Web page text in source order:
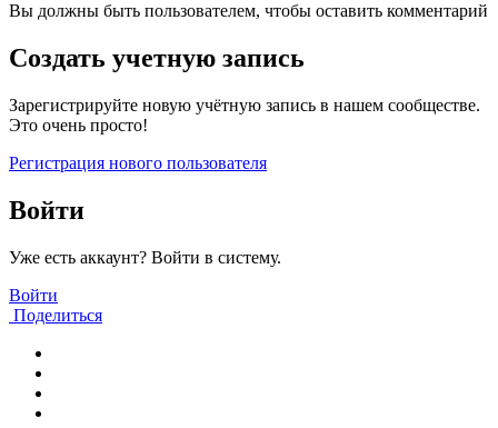
Вы должны быть пользователем, чтобы оставить комментарий
Создать учетную запись
Зарегистрируйте новую учётную запись в нашем сообществе.
Это очень просто!
Регистрация нового пользователя
Войти
Уже есть аккаунт? Войти в систему.
Войти
Поделиться